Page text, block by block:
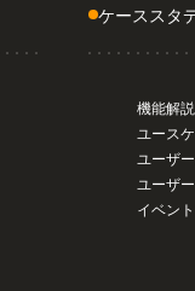
ケーススタ
機能解説
ユース
ユーザ
ユーザ
イベン